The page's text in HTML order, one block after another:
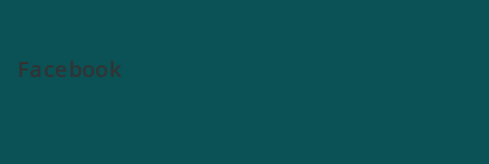
Facebook